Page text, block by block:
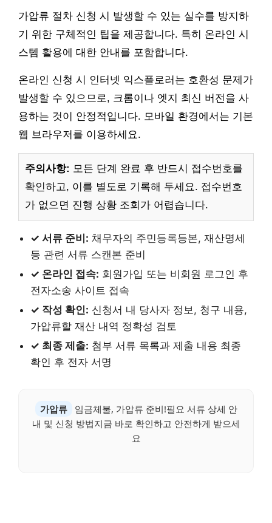
가압류 절차 신청 시 발생할 수 있는 실수를 방지하
기 위한 구체적인 팁을 제공합니다. 특히 온라인 시
스템 활용에 대한 안내를 포함합니다.
온라인 신청 시 인터넷 익스플로러는 호환성 문제가
발생할 수 있으므로, 크롬이나 엣지 최신 버전을 사
용하는 것이 안정적입니다. 모바일 환경에서는 기본
웹 브라우저를 이용하세요.
주의사항: 모든 단계 완료 후 반드시 접수번호를
확인하고, 이를 별도로 기록해 두세요. 접수번호
가 없으면 진행 상황 조회가 어렵습니다.
✓ 서류 준비: 채무자의 주민등록등본, 재산명세
등 관련 서류 스캔본 준비
✓ 온라인 접속: 회원가입 또는 비회원 로그인 후
전자소송 사이트 접속
✓ 작성 확인: 신청서 내 당사자 정보, 청구 내용,
가압류할 재산 내역 정확성 검토
✓ 최종 제출: 첨부 서류 목록과 제출 내용 최종
확인 후 전자 서명
가압류
임금체불, 가압류 준비!필요 서류 상세 안
내 및 신청 방법지금 바로 확인하고 안전하게 받으세
요